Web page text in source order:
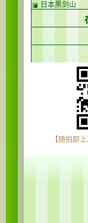
日本黑剑山
【随拍即